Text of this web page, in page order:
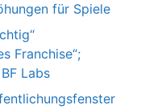
für Spiele
Franchise“;
Labs